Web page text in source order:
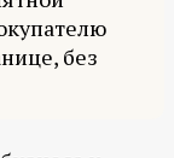
без